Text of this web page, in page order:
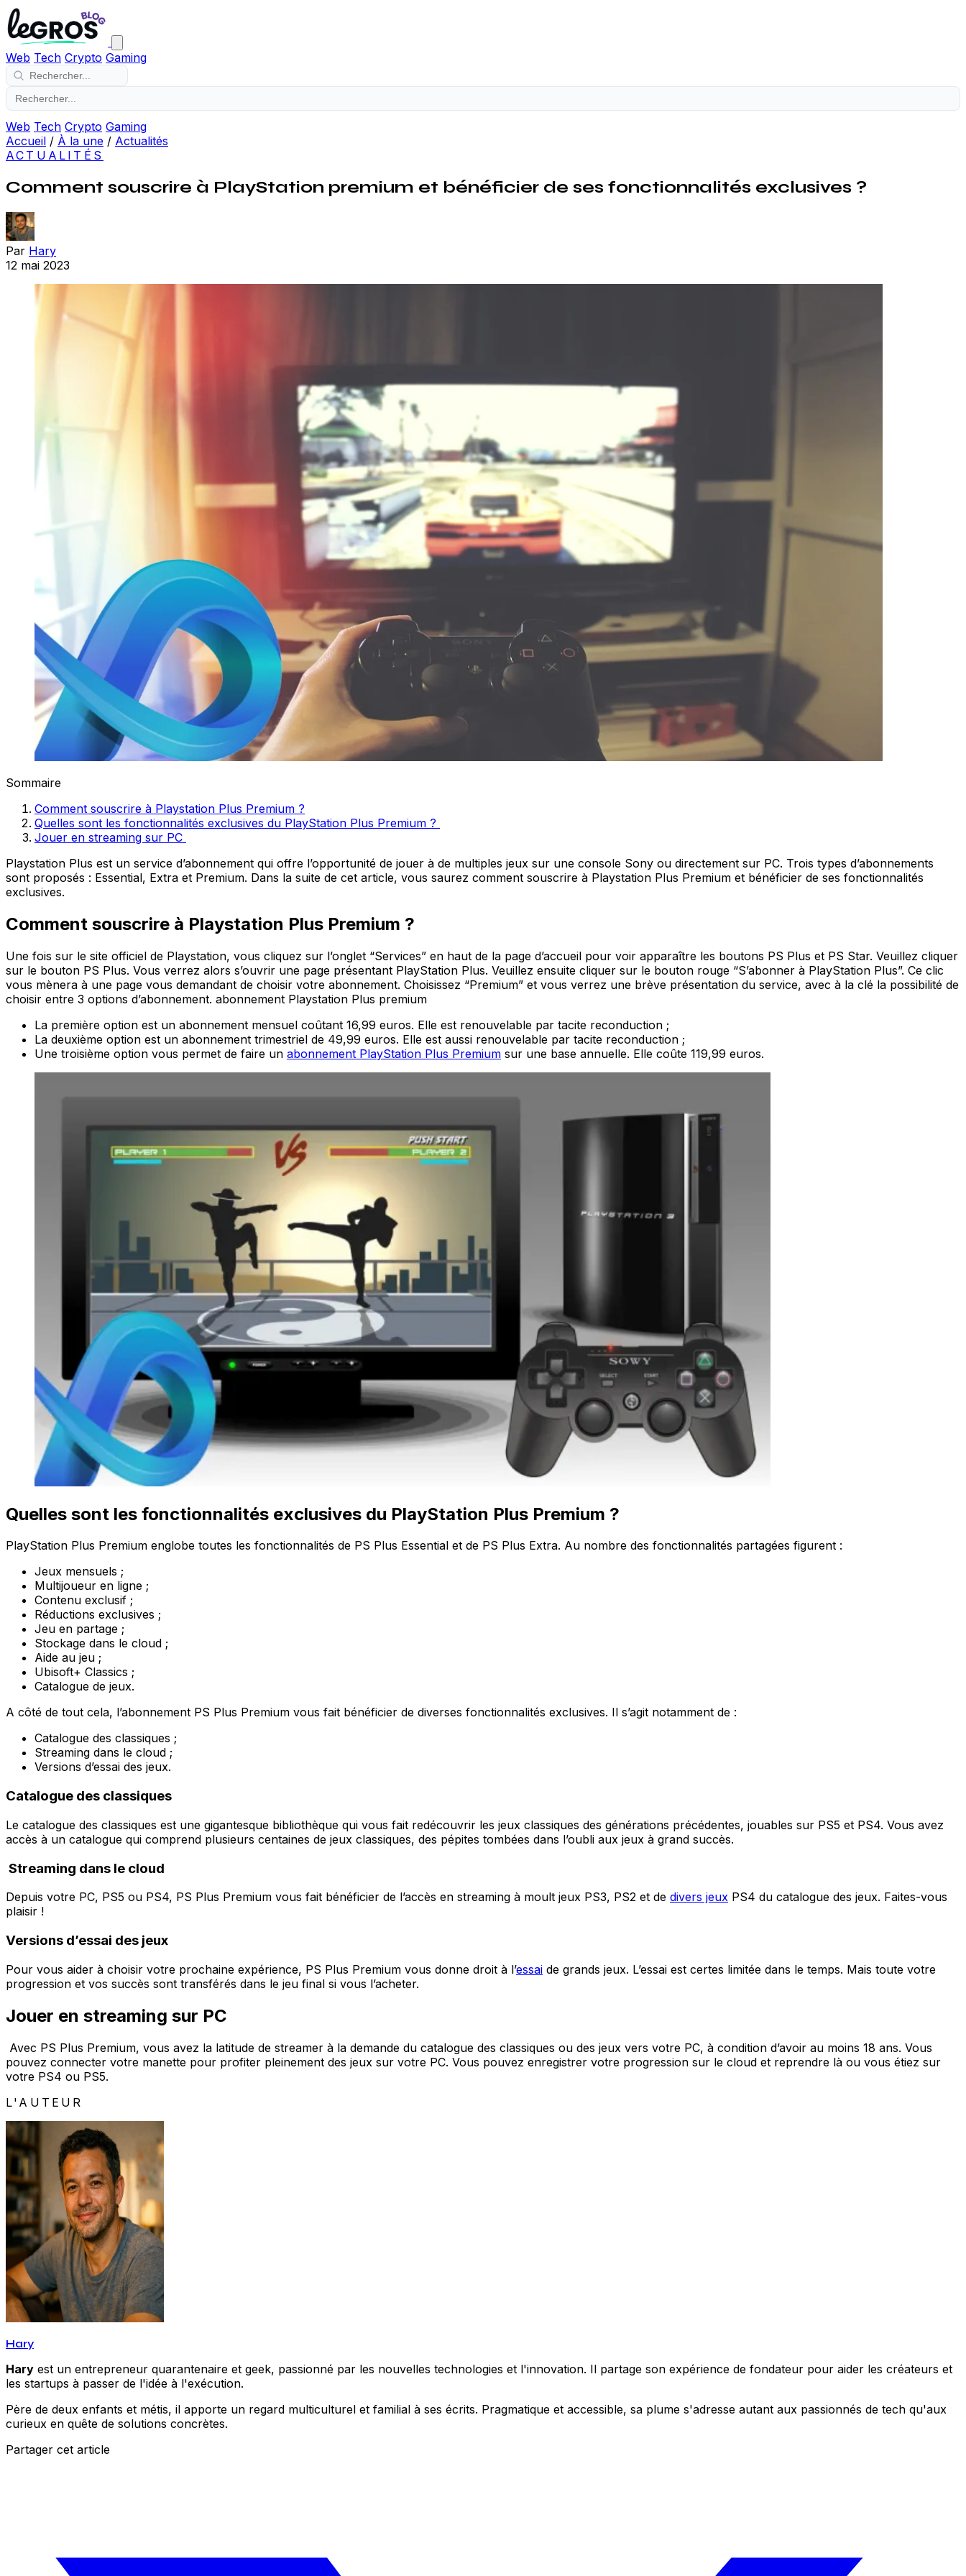
Web Tech Crypto Gaming
Web Tech Crypto Gaming
Accueil / À la une / Actualités
ACTUALITÉS
Comment souscrire à PlayStation premium et bénéficier de ses fonctionnalités exclusives ?
Par Hary
12 mai 2023
Sommaire
Comment souscrire à Playstation Plus Premium ?
Quelles sont les fonctionnalités exclusives du PlayStation Plus Premium ?
Jouer en streaming sur PC
Playstation Plus est un service d’abonnement qui offre l’opportunité de jouer à de multiples jeux sur une console Sony ou directement sur PC. Trois types d’abonnements
sont proposés : Essential, Extra et Premium. Dans la suite de cet article, vous saurez comment souscrire à Playstation Plus Premium et bénéficier de ses fonctionnalités
exclusives.
Comment souscrire à Playstation Plus Premium ?
Une fois sur le site officiel de Playstation, vous cliquez sur l’onglet “Services” en haut de la page d’accueil pour voir apparaître les boutons PS Plus et PS Star. Veuillez cliquer
sur le bouton PS Plus. Vous verrez alors s’ouvrir une page présentant PlayStation Plus. Veuillez ensuite cliquer sur le bouton rouge “S’abonner à PlayStation Plus”. Ce clic
vous mènera à une page vous demandant de choisir votre abonnement. Choisissez “Premium” et vous verrez une brève présentation du service, avec à la clé la possibilité de
choisir entre 3 options d’abonnement. abonnement Playstation Plus premium
La première option est un abonnement mensuel coûtant 16,99 euros. Elle est renouvelable par tacite reconduction ;
La deuxième option est un abonnement trimestriel de 49,99 euros. Elle est aussi renouvelable par tacite reconduction ;
Une troisième option vous permet de faire un abonnement PlayStation Plus Premium sur une base annuelle. Elle coûte 119,99 euros.
Quelles sont les fonctionnalités exclusives du PlayStation Plus Premium ?
PlayStation Plus Premium englobe toutes les fonctionnalités de PS Plus Essential et de PS Plus Extra. Au nombre des fonctionnalités partagées figurent :
Jeux mensuels ;
Multijoueur en ligne ;
Contenu exclusif ;
Réductions exclusives ;
Jeu en partage ;
Stockage dans le cloud ;
Aide au jeu ;
Ubisoft+ Classics ;
Catalogue de jeux.
A côté de tout cela, l’abonnement PS Plus Premium vous fait bénéficier de diverses fonctionnalités exclusives. Il s’agit notamment de :
Catalogue des classiques ;
Streaming dans le cloud ;
Versions d’essai des jeux.
Catalogue des classiques
Le catalogue des classiques est une gigantesque bibliothèque qui vous fait redécouvrir les jeux classiques des générations précédentes, jouables sur PS5 et PS4. Vous avez
accès à un catalogue qui comprend plusieurs centaines de jeux classiques, des pépites tombées dans l’oubli aux jeux à grand succès.
Streaming dans le cloud
Depuis votre PC, PS5 ou PS4, PS Plus Premium vous fait bénéficier de l’accès en streaming à moult jeux PS3, PS2 et de divers jeux PS4 du catalogue des jeux. Faites-vous
plaisir !
Versions d’essai des jeux
Pour vous aider à choisir votre prochaine expérience, PS Plus Premium vous donne droit à l’essai de grands jeux. L’essai est certes limitée dans le temps. Mais toute votre
progression et vos succès sont transférés dans le jeu final si vous l’acheter.
Jouer en streaming sur PC
Avec PS Plus Premium, vous avez la latitude de streamer à la demande du catalogue des classiques ou des jeux vers votre PC, à condition d’avoir au moins 18 ans. Vous
pouvez connecter votre manette pour profiter pleinement des jeux sur votre PC. Vous pouvez enregistrer votre progression sur le cloud et reprendre là ou vous étiez sur
votre PS4 ou PS5.
L'AUTEUR
Hary
Hary est un entrepreneur quarantenaire et geek, passionné par les nouvelles technologies et l'innovation. Il partage son expérience de fondateur pour aider les créateurs et
les startups à passer de l'idée à l'exécution.
Père de deux enfants et métis, il apporte un regard multiculturel et familial à ses écrits. Pragmatique et accessible, sa plume s'adresse autant aux passionnés de tech qu'aux
curieux en quête de solutions concrètes.
Partager cet article